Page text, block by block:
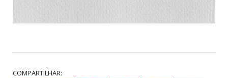
COMPARTILHAR: